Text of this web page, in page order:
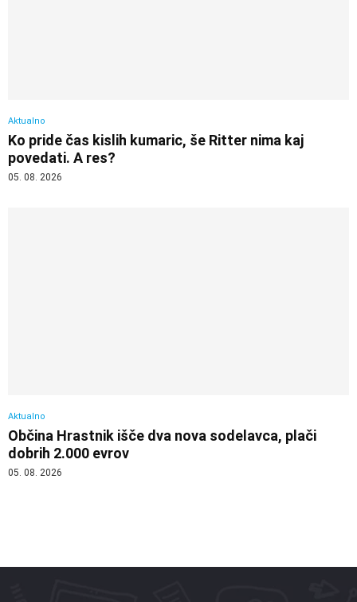
Aktualno
Ko pride čas kislih kumaric, še Ritter nima kaj
povedati. A res?
05. 08. 2026
Aktualno
Občina Hrastnik išče dva nova sodelavca, plači
dobrih 2.000 evrov
05. 08. 2026